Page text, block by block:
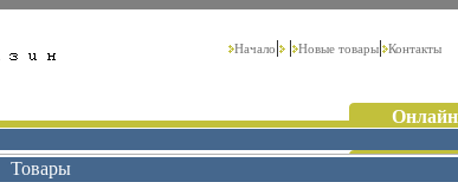
Начало| | Новые товары| Контакты
Товары